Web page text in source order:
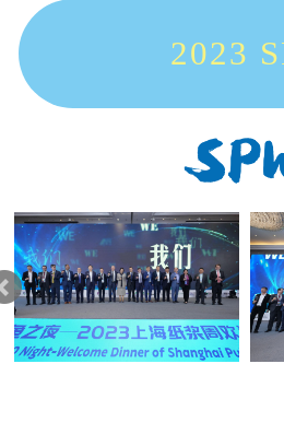
2023